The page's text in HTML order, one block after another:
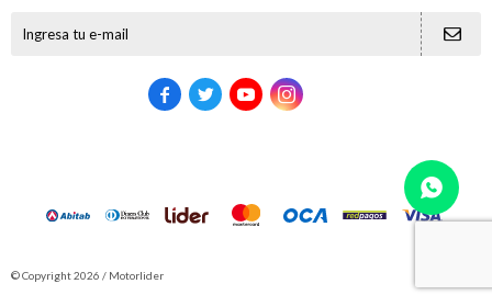
   
© Copyright 2026 / Motorlider